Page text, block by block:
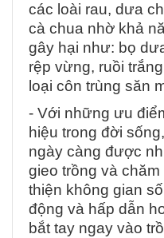
các loài rau, dưa
cà chua nhờ khả
gây hại như: bọ
rệp vừng, ruồi
loại côn trùng săn
- Với những ưu
hiệu trong đời
ngày càng được
gieo trồng và
thiện không gian
động và hấp dẫn
bắt tay ngay vào